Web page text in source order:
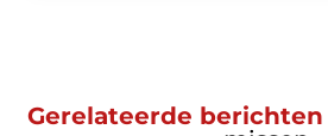
Gerelateerde berichten